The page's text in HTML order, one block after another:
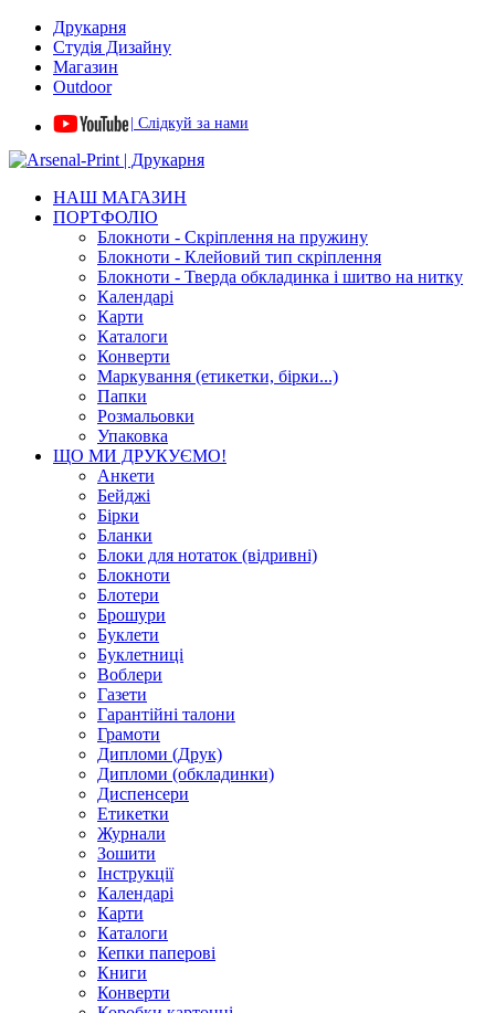
Друкарня
Студія Дизайну
Магазин
Outdoor
| Слідкуй за нами
НАШ МАГАЗИН
ПОРТФОЛІО
Блокноти - Скріплення на пружину
Блокноти - Клейовий тип скріплення
Блокноти - Тверда обкладинка і шитво на нитку
Календарі
Карти
Каталоги
Конверти
Маркування (етикетки, бірки...)
Папки
Розмальовки
Упаковка
ЩО МИ ДРУКУЄМО!
Анкети
Бейджі
Бірки
Бланки
Блоки для нотаток (відривні)
Блокноти
Блотери
Брошури
Буклети
Буклетниці
Воблери
Газети
Гарантійні талони
Грамоти
Дипломи (Друк)
Дипломи (обкладинки)
Диспенсери
Етикетки
Журнали
Зошити
Інструкції
Календарі
Карти
Каталоги
Кепки паперові
Книги
Конверти